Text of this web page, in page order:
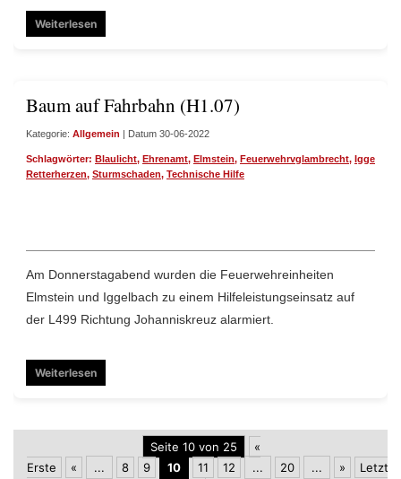
Weiterlesen
Baum auf Fahrbahn (H1.07)
Kategorie: Allgemein | Datum 30-06-2022
Schlagwörter: Blaulicht, Ehrenamt, Elmstein, Feuerwehrvglambrecht, Iggelbach
Retterherzen, Sturmschaden, Technische Hilfe
Am Donnerstagabend wurden die Feuerwehreinheiten
Elmstein und Iggelbach zu einem Hilfeleistungseinsatz auf
der L499 Richtung Johanniskreuz alarmiert.
Weiterlesen
Seite 10 von 25
«
Erste
« ... 8 9 10 11 12 ... 20 ... » Letzte